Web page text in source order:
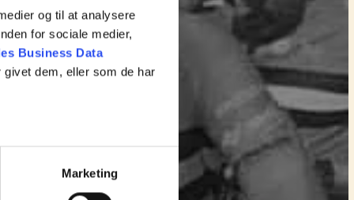
og til at analysere
for sociale medier,
Business Data
dem, eller som de har
Marketing